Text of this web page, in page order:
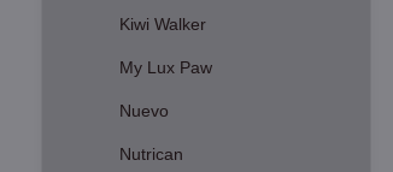
Kiwi Walker
My Lux Paw
Nuevo
Nutrican